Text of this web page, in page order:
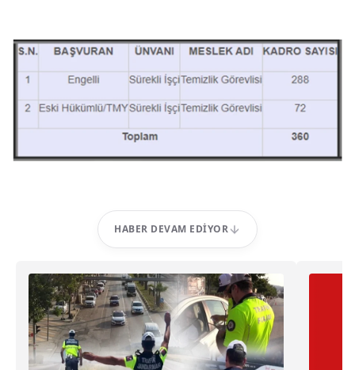
HABER DEVAM EDIYOR